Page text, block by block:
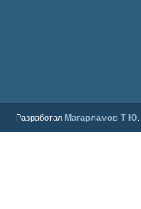
Разработал Магарламов Т Ю